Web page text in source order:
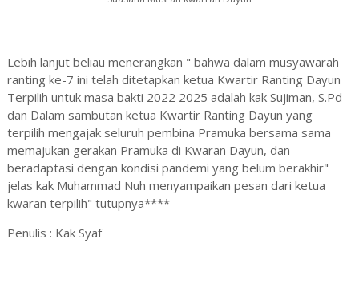
Lebih lanjut beliau menerangkan " bahwa dalam musyawarah
ranting ke-7 ini telah ditetapkan ketua Kwartir Ranting Dayun
Terpilih untuk masa bakti 2022 2025 adalah kak Sujiman, S.Pd
dan Dalam sambutan ketua Kwartir Ranting Dayun yang
terpilih mengajak seluruh pembina Pramuka bersama sama
memajukan gerakan Pramuka di Kwaran Dayun, dan
beradaptasi dengan kondisi pandemi yang belum berakhir"
jelas kak Muhammad Nuh menyampaikan pesan dari ketua
kwaran terpilih" tutupnya****
Penulis : Kak Syaf